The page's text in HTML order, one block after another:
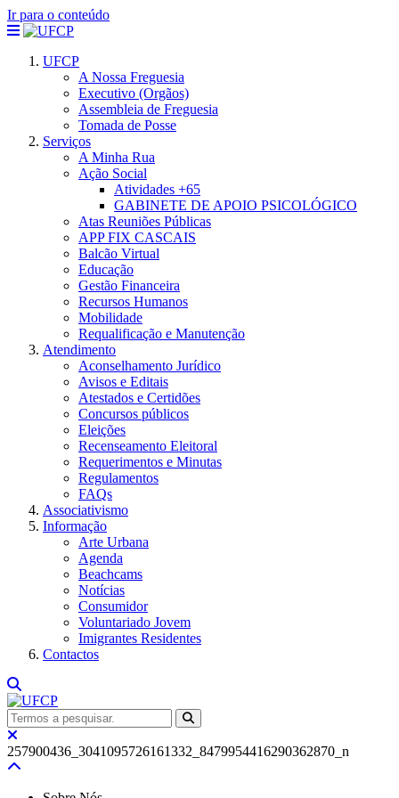
Ir para o conteúdo
UFCP
A Nossa Freguesia
Executivo (Orgãos)
Assembleia de Freguesia
Tomada de Posse
Serviços
A Minha Rua
Ação Social
Atividades +65
GABINETE DE APOIO PSICOLÓGICO
Atas Reuniões Públicas
APP FIX CASCAIS
Balcão Virtual
Educação
Gestão Financeira
Recursos Humanos
Mobilidade
Requalificação e Manutenção
Atendimento
Aconselhamento Jurídico
Avisos e Editais
Atestados e Certidões
Concursos públicos
Eleições
Recenseamento Eleitoral
Requerimentos e Minutas
Regulamentos
FAQs
Associativismo
Informação
Arte Urbana
Agenda
Beachcams
Notícias
Consumidor
Voluntariado Jovem
Imigrantes Residentes
Contactos
257900436_3041095726161332_8479954416290362870_n